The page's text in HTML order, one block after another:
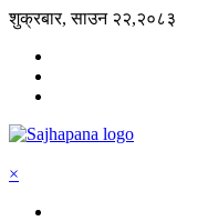
शुक्रबार, साउन २२,२०८३
×